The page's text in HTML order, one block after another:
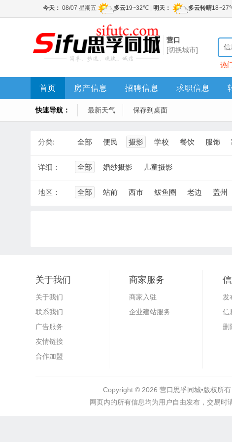
营口
[切换城市]
信
热
首页 房产信息 招聘信息 求职信息
快速导航： 最新天气 保存到桌面
分类: 全部 便民 摄影 学校 餐饮 服饰
详细： 全部 婚纱摄影 儿童摄影
地区： 全部 站前 西市 鲅鱼圈 老边 盖州
关于我们
关于我们
联系我们
广告服务
友情链接
合作加盟
商家服务
商家入驻
企业建站服务
发
信
删
Copyright © 2026 营口思孚同城•版权所
网页内的所有信息均为用户自由发布，交易